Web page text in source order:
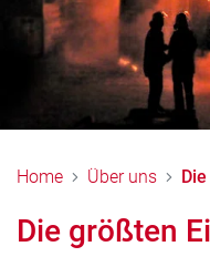
Home Über uns
Die größten